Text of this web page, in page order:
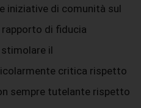
iniziative di comunità sul
di fiducia
il
critica rispetto
sempre tutelante rispetto